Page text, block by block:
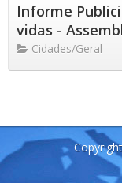
Informe
vidas -
Cidades/Geral